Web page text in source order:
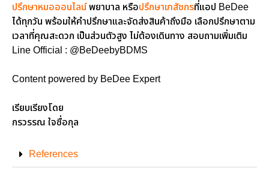
ปรึกษาหมอออนไลน์พยาบาล หรือปรึกษาเภสัชกรที่แอป BeDee
ได้ทุกวัน พร้อมให้คำปรึกษาและจัดส่งสินค้าถึงมือ เลือกปรึกษาตาม
เวลาที่คุณสะดวก เป็นส่วนตัวสูง ไม่ต้องเดินทาง สอบถามเพิ่มเติม
Line Official : @BeDeebyBDMS
Content powered by BeDee Expert
เรียบเรียงโดย
กรวรรณ ใจซื่อกุล
References